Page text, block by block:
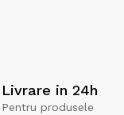
Livrare in 24h
Pentru produsele